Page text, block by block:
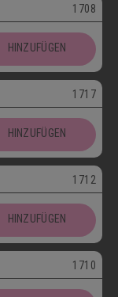
1708
HINZUFÜGEN
bis 30.09.
1717
HINZUFÜGEN
1712
HINZUFÜGEN
1710